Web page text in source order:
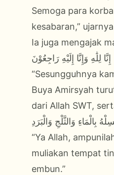
Semoga para
kesabaran,”
Ia juga mengajak
إِنَّا لِلَٰهِ وَإِنَّا إِلَيْهِ رَاجِعُوْنَ
“Sesungguhnya
Buya Amirsyah
dari Allah SWT,
وَالثَّلْجِ وَالْبَرَدِ
“Ya Allah,
muliakan tempat
embun.”